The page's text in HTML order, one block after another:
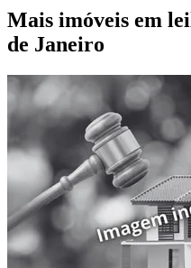
Mais imóveis em
de Janeiro